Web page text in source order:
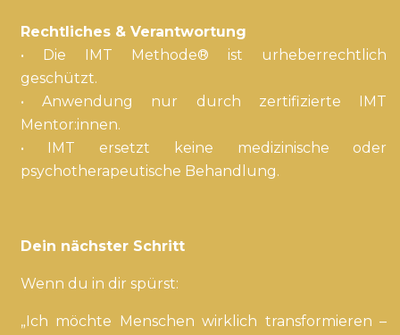
Rechtliches & Verantwortung
• Die IMT Methode® ist urheberrechtlich
geschützt.
• Anwendung nur durch zertifizierte IMT
Mentor:innen.
• IMT ersetzt keine medizinische oder
psychotherapeutische Behandlung.
Dein nächster Schritt
Wenn du in dir spürst:
„Ich möchte Menschen wirklich transformieren –